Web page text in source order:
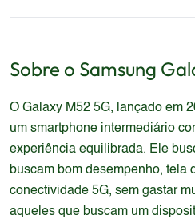
Sobre o Samsung
O Galaxy M52 5G, lançado em
um smartphone intermediário
experiência equilibrada. Ele
buscam bom desempenho, tela
conectividade 5G, sem gastar
aqueles que buscam um